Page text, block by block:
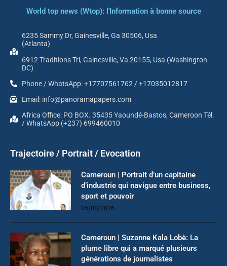
World top news (Wtop): l'Information à bonne source
6235 Sammy Dr, Gainesville, Ga 30506, Usa
(Atlanta)
6912 Traditions Trl, Gainesville, Va 20155, Usa (Washington
DC)
Phone / WhatsApp: +17707561762 / +17035012817
Email: info@panoramapapers.com
Africa Office: PO BOX. 35435 Yaoundé-Bastos, Cameroon Tél.
/ WhatsApp (+237) 699460010
Trajectoire / Portrait / Evocation
Cameroun | Portrait d’un capitaine
d’industrie qui navigue entre business,
sport et pouvoir
05/08/2026
Cameroun | Suzanne Kala Lobè: La
plume libre qui a marqué plusieurs
générations de journalistes